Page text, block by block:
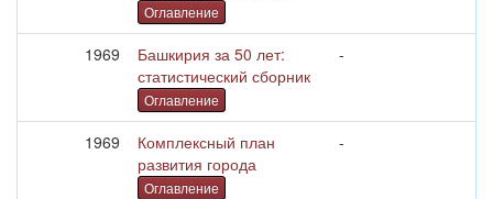
Оглавление
1969
Башкирия за 50 лет:
статистический сборник
Оглавление
-
1969
Комплексный план
развития города
Оглавление
-